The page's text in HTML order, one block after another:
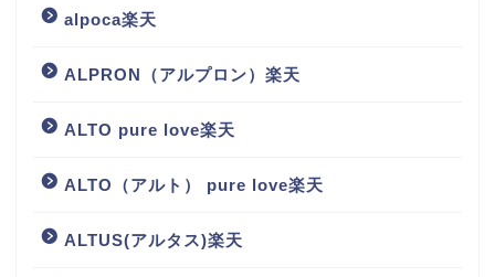
alpoca楽天
ALPRON（アルプロン）楽天
ALTO pure love楽天
ALTO（アルト） pure love楽天
ALTUS(アルタス)楽天